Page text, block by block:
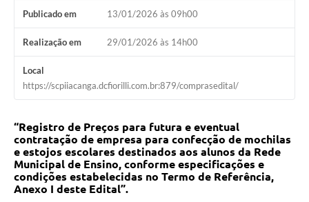
Publicado em 13/01/2026 às 09h00
Realização em 29/01/2026 às 14h00
Local
https://scpiiacanga.dcfiorilli.com.br:879/comprasedital/
“Registro de Preços para futura e eventual
contratação de empresa para confecção de mochilas
e estojos escolares destinados aos alunos da Rede
Municipal de Ensino, conforme especificações e
condições estabelecidas no Termo de Referência,
Anexo I deste Edital”.